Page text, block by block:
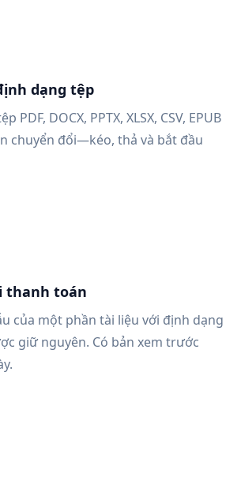
dạng tệp
PDF, DOCX, PPTX, XLSX, CSV, EPUB
chuyển đổi—kéo, thả và bắt đầu
thanh toán
của một phần tài liệu với định dạng
giữ nguyên. Có bản xem trước